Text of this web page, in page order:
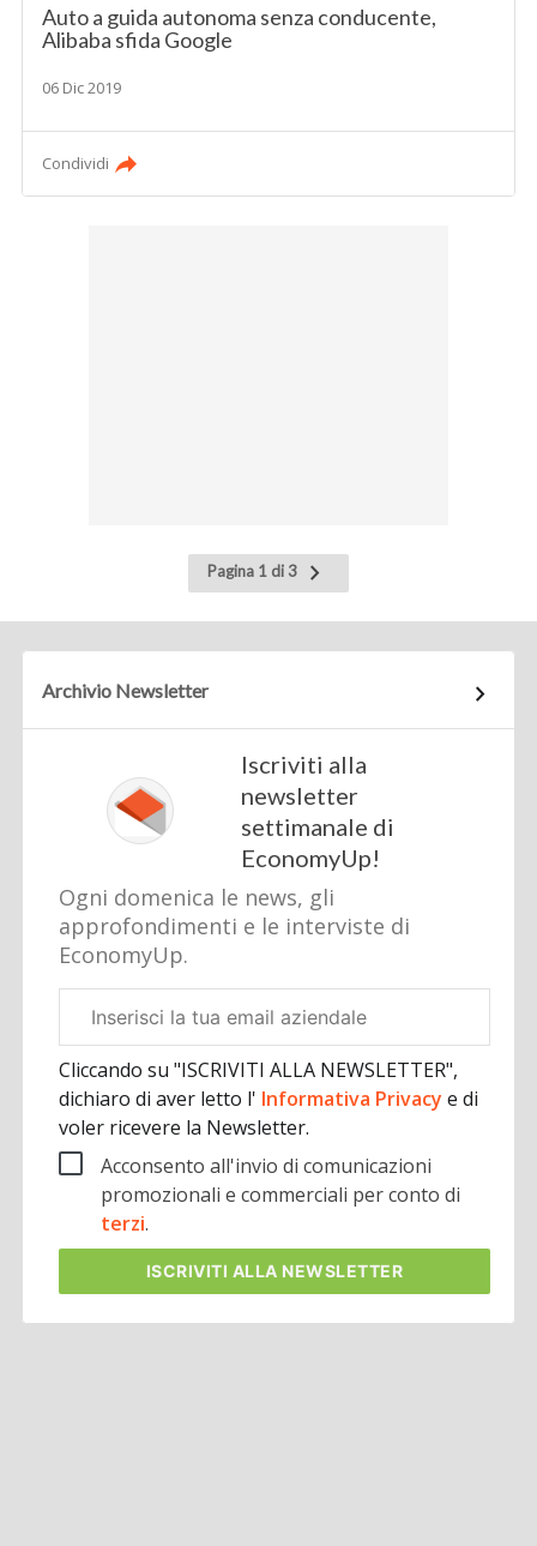
Auto a guida autonoma senza conducente,
Alibaba sfida Google
06 Dic 2019
Condividi
Pagina 1 di 3
Pagina
successiva
Archivio Newsletter
Iscriviti alla
newsletter
settimanale di
EconomyUp!
Ogni domenica le news, gli
approfondimenti e le interviste di
EconomyUp.
aziendale
Cliccando su "ISCRIVITI ALLA NEWSLETTER",
dichiaro di aver letto l' Informativa Privacye di
voler ricevere la Newsletter.
Acconsento all'invio di comunicazioni
promozionali e commerciali per conto di
terzi.
ISCRIVITI ALLA NEWSLETTER